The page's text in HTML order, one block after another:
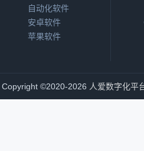
自动化软件
安卓软件
苹果软件
Copyright ©2020-2026 人爱数字化平